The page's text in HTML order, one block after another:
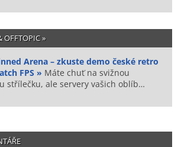
OFFTOPIC »
Arena – zkuste demo české retro
FPS » Máte chuť na svižnou
střílečku, ale servery vašich oblíb…